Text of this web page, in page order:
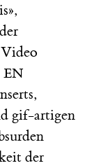
gif-artigen
der